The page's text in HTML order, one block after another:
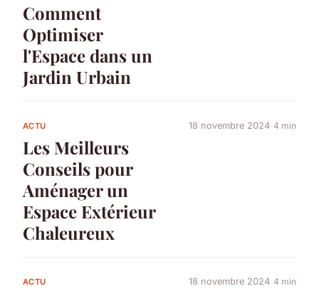
Comment
Optimiser
l'Espace dans un
Jardin Urbain
ACTU
Les Meilleurs
Conseils pour
Aménager un
Espace Extérieur
Chaleureux
18 novembre 2024 4 min
ACTU 18 novembre 2024 4 min